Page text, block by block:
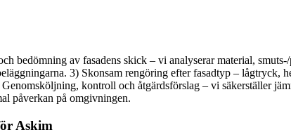
bedömning av fasadens skick – vi analyserar material,
3) Skonsam rengöring efter fasadtyp – lågtryck,
kontroll och åtgärdsförslag – vi säkerställer
påverkan på omgivningen.
Askim